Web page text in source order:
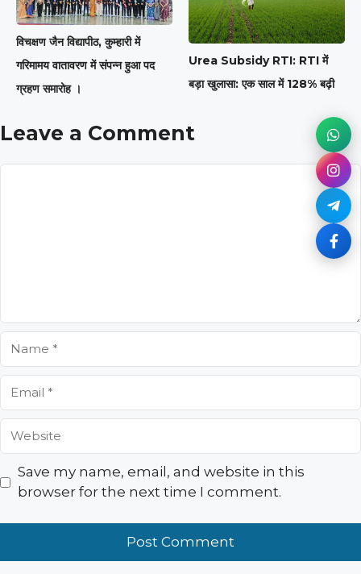
विचक्षण जैन विद्यापीठ, कुम्हारी में
गरिमामय वातावरण में संपन्न हुआ पद
ग्रहण समारोह ।
Urea Subsidy RTI: RTI में
बड़ा खुलासा: एक साल में 128% बढ़ी
Leave a Comment
Name
Email
Website
Save my name, email, and website in this
browser for the next time I comment.